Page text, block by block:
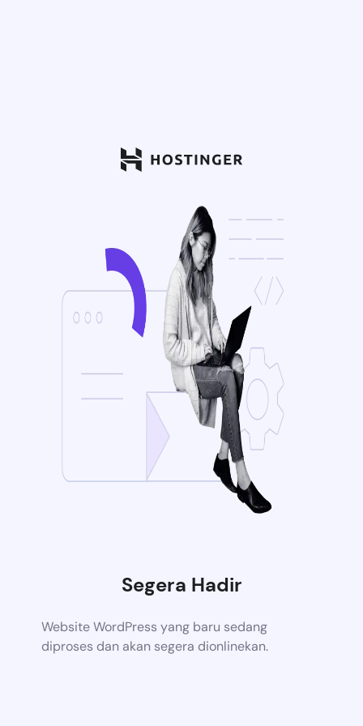
Segera Hadir
Website WordPress yang baru sedang
diproses dan akan segera dionlinekan.